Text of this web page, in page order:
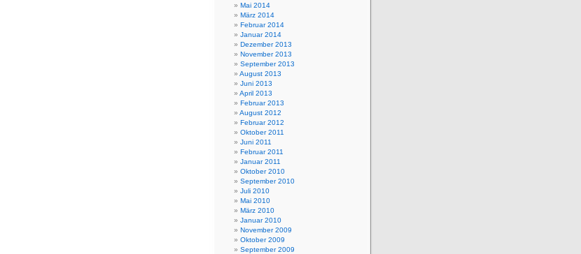
Mai 2014
März 2014
Februar 2014
Januar 2014
Dezember 2013
November 2013
September 2013
August 2013
Juni 2013
April 2013
Februar 2013
August 2012
Februar 2012
Oktober 2011
Juni 2011
Februar 2011
Januar 2011
Oktober 2010
September 2010
Juli 2010
Mai 2010
März 2010
Januar 2010
November 2009
Oktober 2009
September 2009